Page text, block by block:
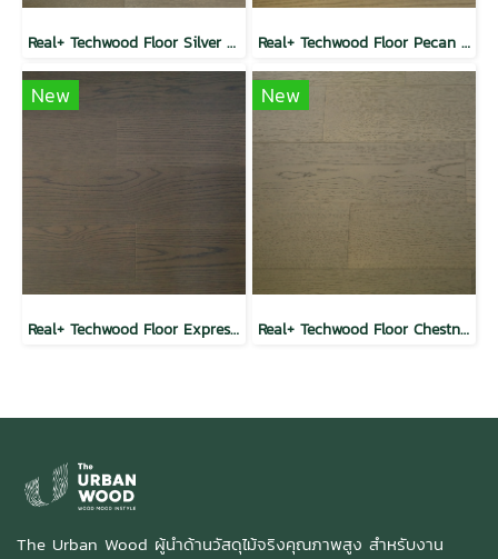
Real+ Techwood Floor Silver Gray Oak Real+ Techwood Floor Pecan Oak
New
Real+ Techwood Floor Expresso Oak
New
Real+ Techwood Floor Chestnut Oak
The Urban Wood ผู้นำด้านวัสดุไม้จริงคุณภาพสูง สำหรับงาน